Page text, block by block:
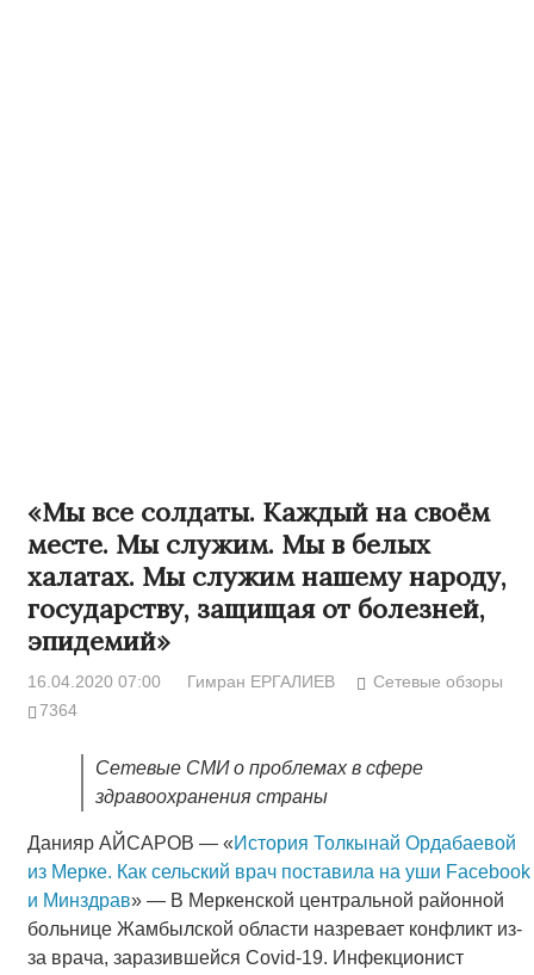
«Мы все солдаты. Каждый на своём
месте. Мы служим. Мы в белых
халатах. Мы служим нашему народу,
государству, защищая от болезней,
эпидемий»
16.04.2020 07:00 Гимран ЕРГАЛИЕВ
Сетевые обзоры
7364
Сетевые СМИ о проблемах в сфере
здравоохранения страны
Данияр АЙСАРОВ — «История Толкынай Ордабаевой
из Мерке. Как сельский врач поставила на уши Facebook
и Минздрав» — В Меркенской центральной районной
больнице Жамбылской области назревает конфликт из-
за врача, заразившейся Covid-19. Инфекционист